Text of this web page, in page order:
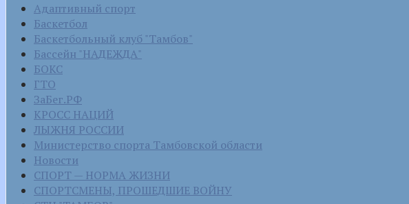
Адаптивный спорт
Баскетбол
Баскетбольный клуб "Тамбов"
Бассейн "НАДЕЖДА"
БОКС
ГТО
ЗаБег.РФ
КРОСС НАЦИЙ
ЛЫЖНЯ РОССИИ
Министерство спорта Тамбовской области
Новости
СПОРТ — НОРМА ЖИЗНИ
СПОРТСМЕНЫ, ПРОШЕДШИЕ ВОЙНУ